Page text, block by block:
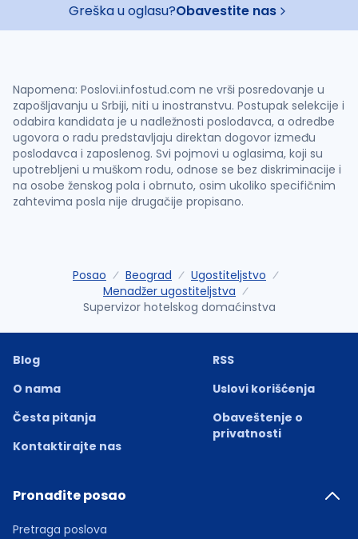
Greška u oglasu?Obavestite nas
Napomena: Poslovi.infostud.com ne vrši posredovanje u
zapošljavanju u Srbiji, niti u inostranstvu. Postupak selekcije i
odabira kandidata je u nadležnosti poslodavca, a odredbe
ugovora o radu predstavljaju direktan dogovor između
poslodavca i zaposlenog. Svi pojmovi u oglasima, koji su
upotrebljeni u muškom rodu, odnose se bez diskriminacije i
na osobe ženskog pola i obrnuto, osim ukoliko specifičnim
zahtevima posla nije drugačije propisano.
Posao Beograd
Ugostiteljstvo
Menadžer ugostiteljstva
Supervizor hotelskog domaćinstva
Blog
O nama
Česta pitanja
Kontaktirajte nas
RSS
Uslovi korišćenja
Obaveštenje o
privatnosti
Pronađite posao
Pretraga poslova